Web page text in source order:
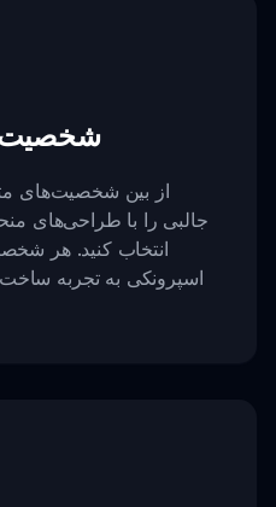
از بین شخصیت‌های
جالبی را با طراحی‌های
انتخاب کنید. هر
اسپرونکی به تجربه